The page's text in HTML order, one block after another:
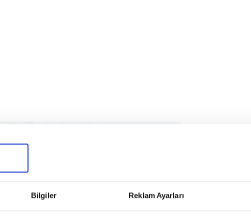
Bilgiler Reklam Ayarları